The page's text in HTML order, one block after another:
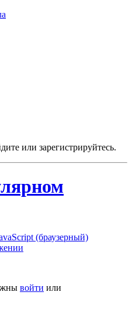
или зарегистрируйтесь.
(браузерный)
войти или